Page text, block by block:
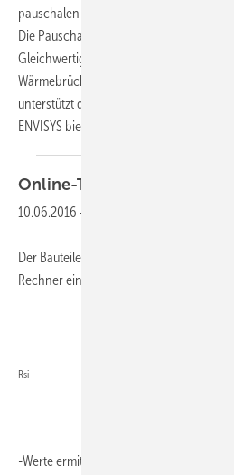
pauschalen Wärmebrückenzuschlag von
Die Pauschale von 0,05 W/m²K oder
Gleichwertigkeitsnachweis oder eine
Wärmebrückenberechnung. Die
unterstützt den Wärmebrückennachweis
ENVISYS bietet dazu die passende
Online-Tool
10.06.2016 -
Der Bauteilehersteller Schöck bietet mit
Rechner ein kostenloses Online-Tool,
Rsi
-Werte ermitteln lassen. Die aktuelle